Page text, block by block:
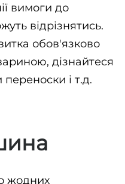
вимоги до
відрізнятись.
обов'язково
дізнайтеся
і т.д.
жодних